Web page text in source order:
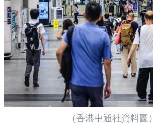
（香港中通社資料圖）